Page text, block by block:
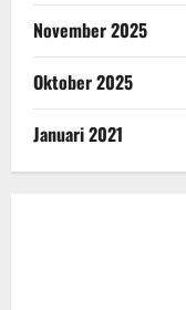
November 2025
Oktober 2025
Januari 2021